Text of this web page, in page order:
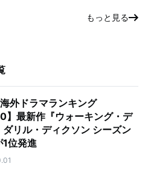
もっと見る
海外ドラマランキング
】最新作『ウォーキング・デ
ダリル・ディクソン シーズン
1位発進